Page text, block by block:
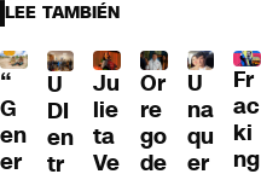
LEE TAMBIÉN
“
G
en
er
U
DI
en
tr
Ju
lie
ta
Ve
Or
re
go
de
U
na
qu
er
Fr
ac
ki
ng